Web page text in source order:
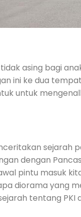
asing bagi
ini ke dua
untuk
dengan
pintu masuk
diorama yang
tentang